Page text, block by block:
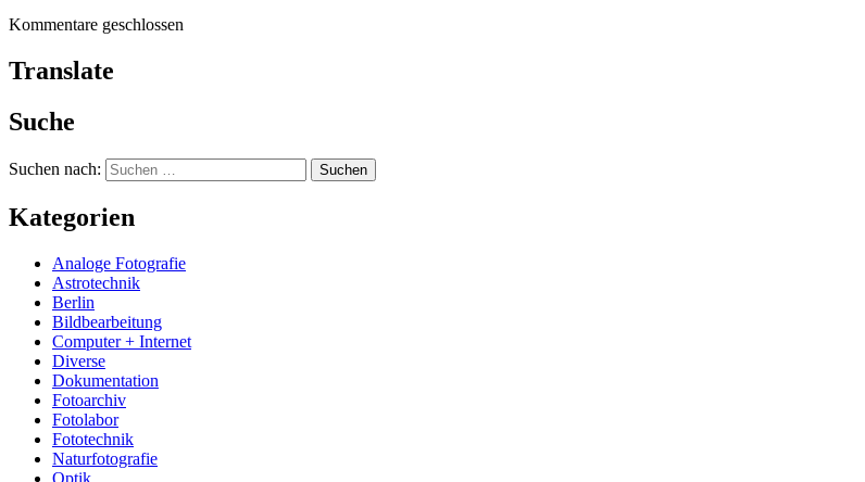
Kommentare geschlossen
Translate
Suche
Suchen nach:
Kategorien
Analoge Fotografie
Astrotechnik
Berlin
Bildbearbeitung
Computer + Internet
Diverse
Dokumentation
Fotoarchiv
Fotolabor
Fototechnik
Naturfotografie
Optik